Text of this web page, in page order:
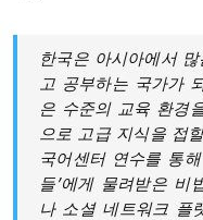
한국은 아시아에서
고 공부하는 국가가
은 수준의 교육 환경
으로 고급 지식을 접
국어센터 연수를 통
들’에게 물려받은 비
나 소셜 네트워크 플